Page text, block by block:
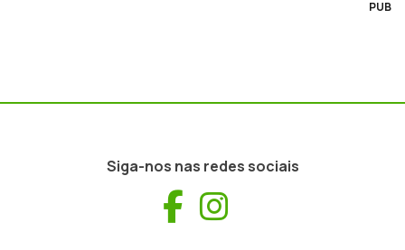
PUB
Siga-nos nas redes sociais
Facebook